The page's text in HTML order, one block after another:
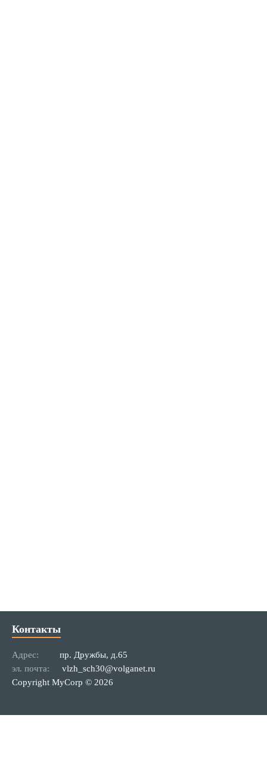
Контакты
Адрес:
пр. Дружбы, д.65
эл. почта:
vlzh_sch30@volganet.ru
Copyright MyCorp © 2026